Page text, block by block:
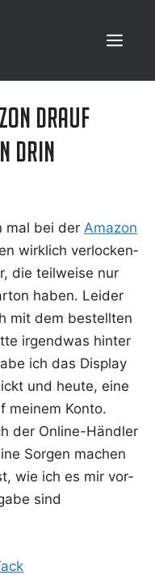
Menü
drauf
drin
mal bei der Ama­zon
wirk­lich ver­lo­cken­
die teil­wei­se nur
haben. Lei­der
mit dem bestell­ten
irgend­was hin­ter
ich das Dis­play
und heu­te, eine
mei­nem Kon­to.
der Online-Händ­ler
Sor­gen machen
wie ich es mir vor­
sind